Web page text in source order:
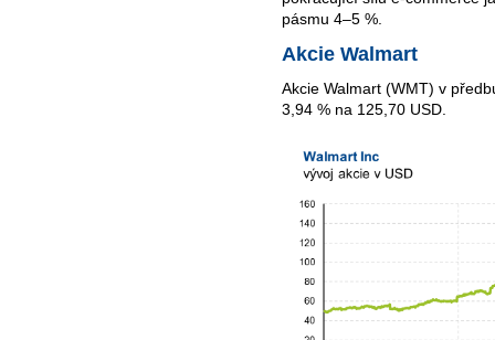
pásmu 4–5 %.
Akcie Walmart
Akcie Walmart (WMT) v
3,94 % na 125,70 USD.